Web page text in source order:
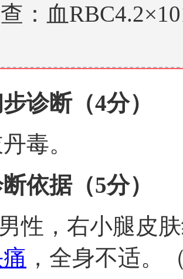
：血
诊断（4分）
毒。
依据（5分）
性，右小腿皮
，全身不适。